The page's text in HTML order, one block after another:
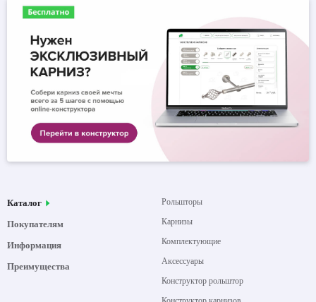
Каталог
Покупателям
Информация
Преимущества
Рольшторы
Карнизы
Комплектующие
Аксессуары
Конструктор рольштор